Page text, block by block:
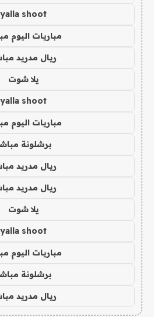
yalla shoot
مباريات اليوم
ريال مدريد
يلا شوت
yalla shoot
مباريات اليوم
برشلونة
ريال مدريد
ريال مدريد
يلا شوت
yalla shoot
مباريات اليوم
برشلونة
ريال مدريد